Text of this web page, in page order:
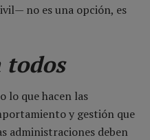
no es una opción, es
todos
lo que hacen las
y gestión que
administraciones deben